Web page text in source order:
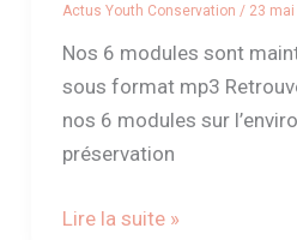
Actus Youth Conservation / 23
Nos 6 modules sont
sous format mp3
nos 6 modules sur
préservation
Lire la suite »